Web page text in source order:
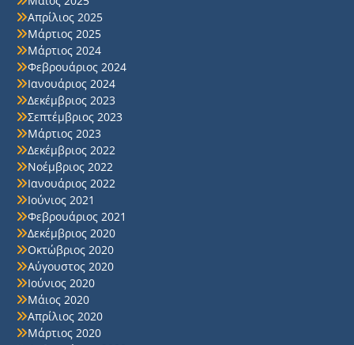
Απρίλιος 2025
Μάρτιος 2025
Μάρτιος 2024
Φεβρουάριος 2024
Ιανουάριος 2024
Δεκέμβριος 2023
Σεπτέμβριος 2023
Μάρτιος 2023
Δεκέμβριος 2022
Νοέμβριος 2022
Ιανουάριος 2022
Ιούνιος 2021
Φεβρουάριος 2021
Δεκέμβριος 2020
Οκτώβριος 2020
Αύγουστος 2020
Ιούνιος 2020
Μάιος 2020
Απρίλιος 2020
Μάρτιος 2020